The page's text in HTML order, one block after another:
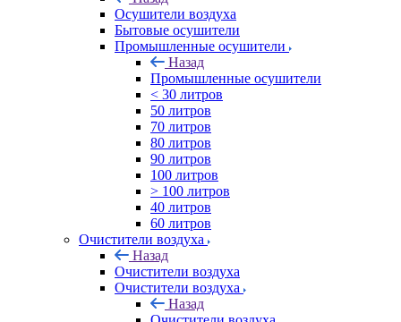
Осушители воздуха
Бытовые осушители
Промышленные осушители
Назад
Промышленные осушители
< 30 литров
50 литров
70 литров
80 литров
90 литров
100 литров
> 100 литров
40 литров
60 литров
Очистители воздуха
Назад
Очистители воздуха
Очистители воздуха
Назад